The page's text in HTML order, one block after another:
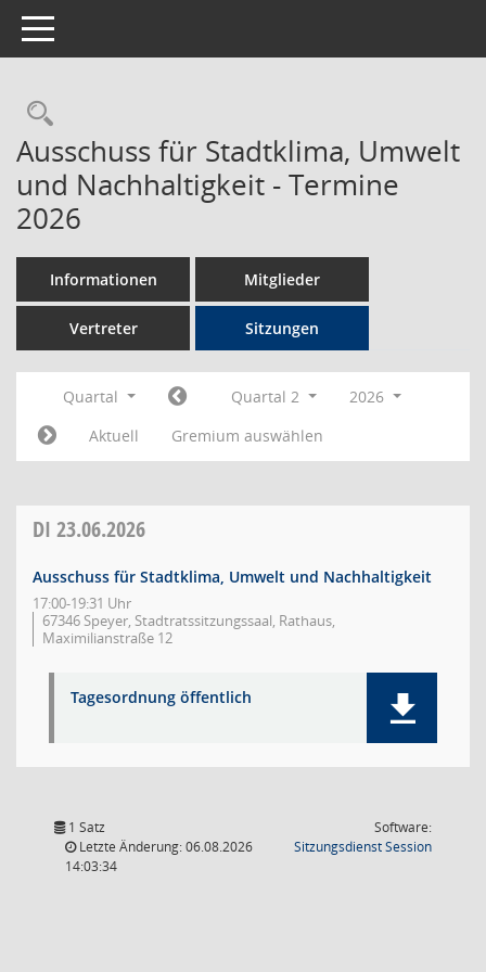
Toggle navigation
Rechercheauswahl
Ausschuss für Stadtklima, Umwelt
und Nachhaltigkeit - Termine
2026
Informationen Mitglieder
Vertreter Sitzungen
Quartal Quartal 2
2026
Aktuell
Gremium auswählen
DI 23.06.2026
Ausschuss für Stadtklima, Umwelt und Nachhaltigkeit
17:00-19:31 Uhr
67346 Speyer, Stadtratssitzungssaal, Rathaus,
Maximilianstraße 12
Tagesordnung öffentlich
1 Satz
Letzte Änderung: 06.08.2026
14:03:34
Software:
SitzungsdienstSession(Wird in